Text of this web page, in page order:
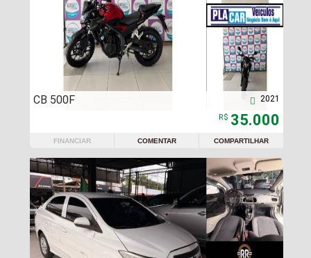
CB 500F 2021

R$ 35.000
FINANCIAR COMENTAR COMPARTILHAR